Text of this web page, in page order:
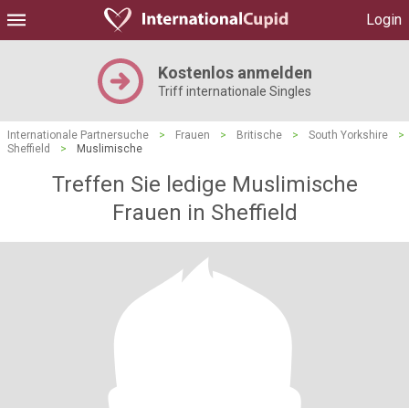
Login
Kostenlos anmelden
Triff internationale Singles
Internationale Partnersuche > Frauen > Britische > South Yorkshire
>
Sheffield
> Muslimische
Treffen Sie ledige Muslimische
Frauen in Sheffield